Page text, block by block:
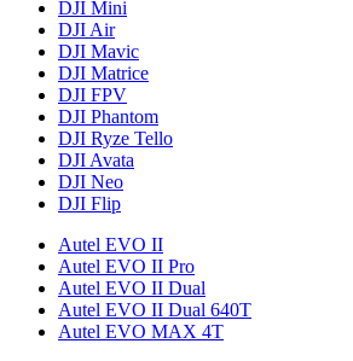
DJI Mini
DJI Air
DJI Mavic
DJI Matrice
DJI FPV
DJI Phantom
DJI Ryze Tello
DJI Avata
DJI Neo
DJI Flip
Autel EVO II
Autel EVO II Pro
Autel EVO II Dual
Autel EVO II Dual 640T
Autel EVO MAX 4T